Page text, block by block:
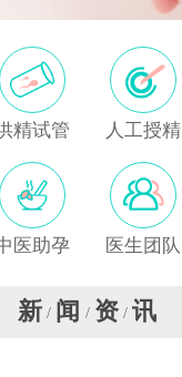
精试管 人工授精
医助孕 医生团队
新 / 闻 / 资 / 讯